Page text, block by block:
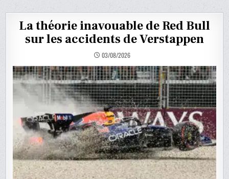
La théorie inavouable de Red Bull
sur les accidents de Verstappen
03/08/2026